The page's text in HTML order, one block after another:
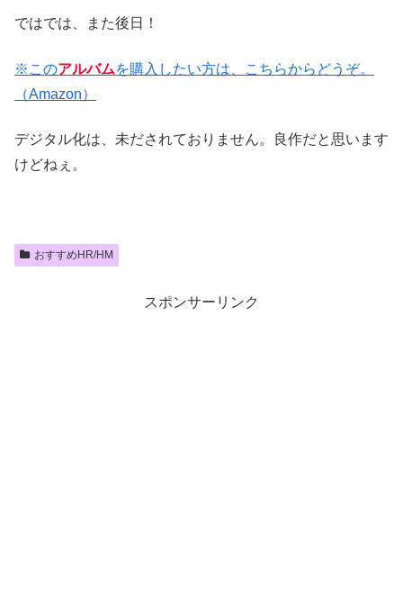
ではでは、また後日！
※このアルバムを購入したい方は、こちらからどうぞ。
（Amazon）
デジタル化は、未だされておりません。良作だと思います
けどねぇ。
おすすめHR/HM
スポンサーリンク